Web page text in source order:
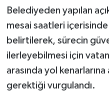
Belediyeden yapılan
mesai saatleri
belirtilerek, sürecin
ilerleyebilmesi için
arasında yol
gerektiği vurgulandı.